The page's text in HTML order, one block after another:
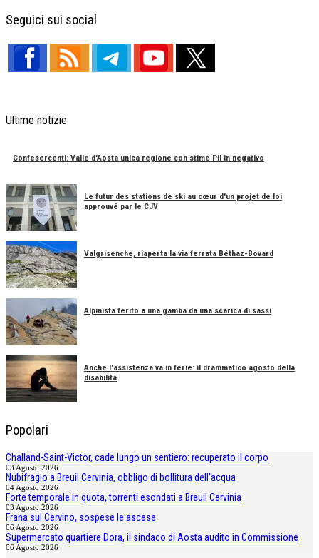
Seguici sui social
Ultime notizie
Confesercenti: Valle d'Aosta unica regione con stime Pil in negativo
Le futur des stations de ski au cœur d'un projet de loi
approuvé par le CJV
Valgrisenche, riaperta la via ferrata Béthaz-Bovard
Alpinista ferito a una gamba da una scarica di sassi
Anche l'assistenza va in ferie: il drammatico agosto della
disabilità
Popolari
Challand-Saint-Victor, cade lungo un sentiero: recuperato il corpo
03 Agosto 2026
Nubifragio a Breuil Cervinia, obbligo di bollitura dell'acqua
04 Agosto 2026
Forte temporale in quota, torrenti esondati a Breuil Cervinia
03 Agosto 2026
Frana sul Cervino, sospese le ascese
06 Agosto 2026
Supermercato quartiere Dora, il sindaco di Aosta audito in Commissione
06 Agosto 2026